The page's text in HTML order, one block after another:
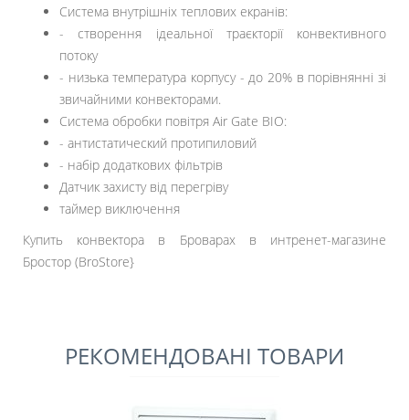
Система внутрішніх теплових екранів:
- створення ідеальної траєкторії конвективного
потоку
- низька температура корпусу - до 20% в порівнянні зі
звичайними конвекторами.
Система обробки повітря Air Gate BIO:
- антистатический протипиловий
- набір додаткових фільтрів
Датчик захисту від перегріву
таймер виключення
Купить конвектора в Броварах в интренет-магазине
Бростор (BroStore}
РЕКОМЕНДОВАНІ ТОВАРИ